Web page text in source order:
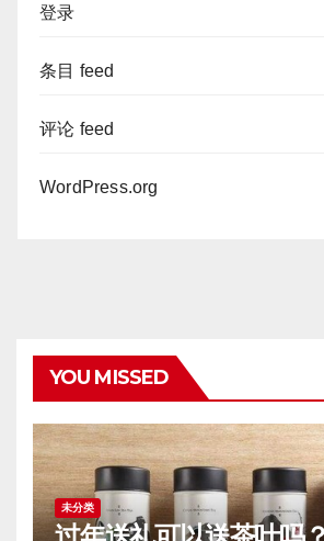
登录
条目 feed
评论 feed
WordPress.org
YOU MISSED
未分类